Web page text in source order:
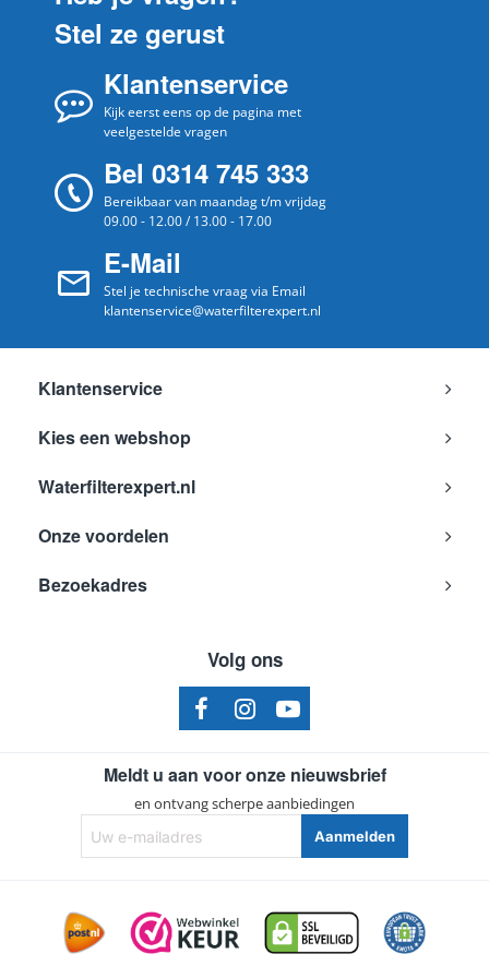
Stel ze gerust
Klantenservice
Kijk eerst eens op de pagina met
veelgestelde vragen
Bel 0314 745 333
Bereikbaar van maandag t/m vrijdag
09.00 - 12.00 / 13.00 - 17.00
E-Mail
Stel je technische vraag via Email
klantenservice@waterfilterexpert.nl
Klantenservice
Kies een webshop
Waterfilterexpert.nl
Onze voordelen
Bezoekadres
Volg ons
Meldt u aan voor onze nieuwsbrief
en ontvang scherpe aanbiedingen
e-
mailadres
Aanmelden